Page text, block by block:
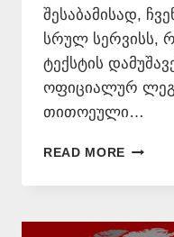
შესაბამისად,
სრულ სერვისს,
ტექსტის
ოფიციალურ
თითოეული…
READ MORE
577